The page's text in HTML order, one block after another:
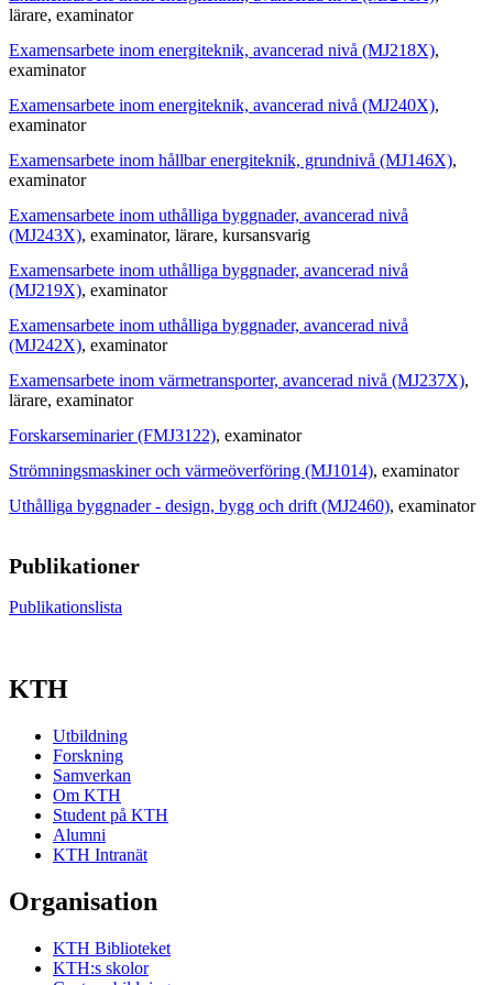
lärare, examinator
Examensarbete inom energiteknik, avancerad nivå (MJ218X),
examinator
Examensarbete inom energiteknik, avancerad nivå (MJ240X),
examinator
Examensarbete inom hållbar energiteknik, grundnivå (MJ146X),
examinator
Examensarbete inom uthålliga byggnader, avancerad nivå
(MJ243X), examinator, lärare, kursansvarig
Examensarbete inom uthålliga byggnader, avancerad nivå
(MJ219X), examinator
Examensarbete inom uthålliga byggnader, avancerad nivå
(MJ242X), examinator
Examensarbete inom värmetransporter, avancerad nivå (MJ237X),
lärare, examinator
Forskarseminarier (FMJ3122), examinator
Strömningsmaskiner och värmeöverföring (MJ1014), examinator
Uthålliga byggnader - design, bygg och drift (MJ2460), examinator
Publikationer
Publikationslista
KTH
Utbildning
Forskning
Samverkan
Om KTH
Student på KTH
Alumni
KTH Intranät
Organisation
KTH Biblioteket
KTH:s skolor